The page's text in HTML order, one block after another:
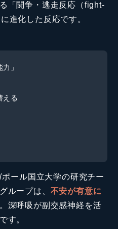
「闘争・逃走反応（fight-
進化した反応です。
」
える
ール国立大学の研究チー
ループは、 不安が有意に
深呼吸が副交感神経を活
す。